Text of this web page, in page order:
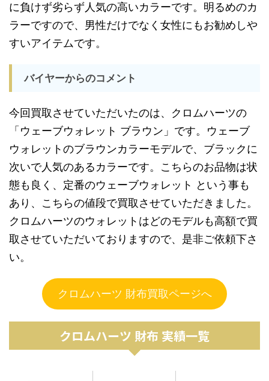
に負けず劣らず人気の高いカラーです。明るめのカ
ラーですので、男性だけでなく女性にもお勧めしや
すいアイテムです。
バイヤーからのコメント
今回買取させていただいたのは、クロムハーツの
「ウェーブウォレット ブラウン」です。ウェーブ
ウォレットのブラウンカラーモデルで、ブラックに
次いで人気のあるカラーです。こちらのお品物は状
態も良く、定番のウェーブウォレット という事も
あり、こちらの値段で買取させていただきました。
クロムハーツのウォレットはどのモデルも高額で買
取させていただいておりますので、是非ご依頼下さ
い。
クロムハーツ 財布買取ページへ
クロムハーツ 財布 実績一覧